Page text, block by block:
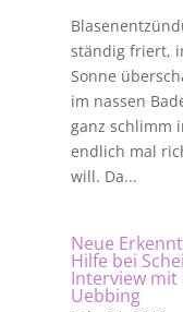
ständig friert,
Sonne
im nassen
ganz schlimm
endlich mal
will. Da...
Neue
Hilfe bei
Interview mit
Uebbing